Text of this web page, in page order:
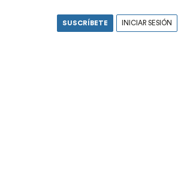
SUSCRÍBETE INICIAR SESIÓN